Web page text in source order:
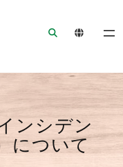
ンシデン
について